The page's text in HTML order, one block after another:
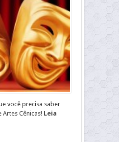
você precisa saber
Cênicas! Leia